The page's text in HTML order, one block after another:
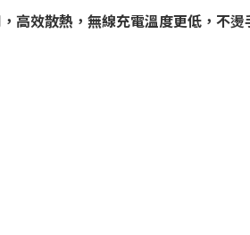
高效散熱，無線充電溫度更低，不